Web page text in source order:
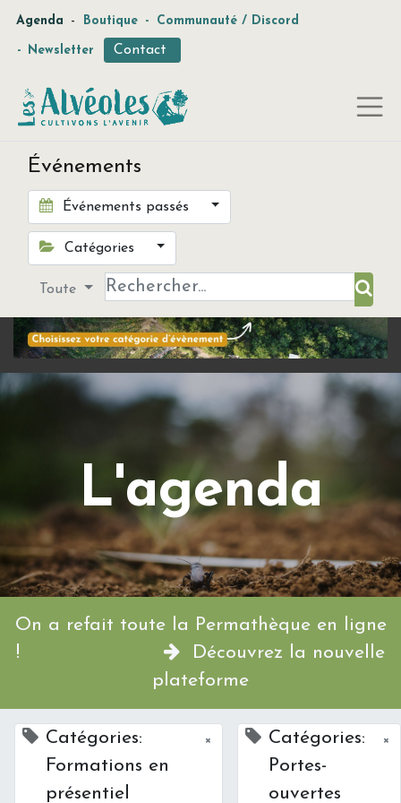
Agenda - Boutique - Communauté / Discord
- Newsletter Contact
Événements
Événements passés
Catégories
Toute
L'agenda
On a refait toute la Permathèque en ligne
!
Découvrez la nouvelle
plateforme
Catégories:
Formations en
présentiel
×
Catégories:
Portes-
ouvertes
×